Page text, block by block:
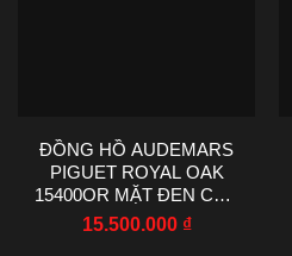
ĐỒNG HỒ AUDEMARS
PIGUET ROYAL OAK
15400OR MẶT ĐEN CHẾ
TÁC NHÀ MÁY IP 41MM
15.500.000 ₫